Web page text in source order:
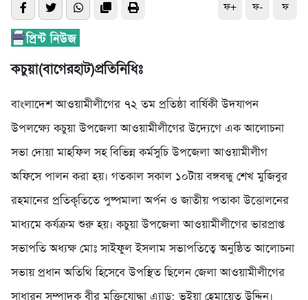
ফ+ ফ- ফ
কচুয়া(বাগেরহাট)প্রতিনিধিঃ
বাংলাদেশ আওয়ামীলীগের ৭২ তম প্রতিষ্ঠা বার্ষিকী উদযাপন
উপলক্ষ্যে কচুয়া উপজেলা আওয়ামীলীগের উদ্যেগে এক আলোচনা
সভা দোয়া মাহফিল সহ বিভিন্ন কর্মসুচি উপজেলা আওয়ামীলীগ
অফিসে পালন করা হয়। গতকাল সকাল ১০টায় বঙ্গবন্ধু শেখ মুজিবুর
রহমানের প্রতিকৃতিতে পুষ্পমালা অর্পন ও জাতীয় পতাকা উত্তোলনের
মাধ্যমে কর্যক্রম শুরু হয়। কচুয়া উপজেলা আওয়ামীলীগের ভারপ্রাপ্ত
সভাপতি অধ্যক্ষ মোঃ সাইফুল ইসলাম সভাপতিত্বে অনুষ্ঠিত আলোচনা
সভায় প্রধান অতিথি হিসেবে উপস্থিত ছিলেন জেলা আওয়ামীলীগের
সাধারন সম্পাদক বীর মুক্তিযোদ্ধা এ্যাড: ভুইয়া হেমায়েত উদ্দিন।